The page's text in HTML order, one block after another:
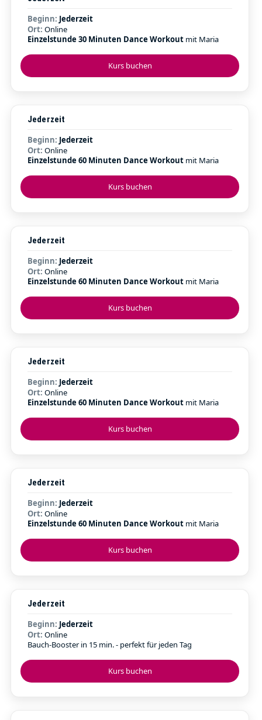
Kurs buchen
Beginn: Jederzeit
Ort: Online
Einzelstunde 30 Minuten Dance Workout mit Maria
Kurs buchen
Jederzeit
Beginn: Jederzeit
Ort: Online
Einzelstunde 60 Minuten Dance Workout mit Maria
Kurs buchen
Jederzeit
Beginn: Jederzeit
Ort: Online
Einzelstunde 60 Minuten Dance Workout mit Maria
Kurs buchen
Jederzeit
Beginn: Jederzeit
Ort: Online
Einzelstunde 60 Minuten Dance Workout mit Maria
Kurs buchen
Jederzeit
Beginn: Jederzeit
Ort: Online
Einzelstunde 60 Minuten Dance Workout mit Maria
Kurs buchen
Jederzeit
Beginn: Jederzeit
Ort: Online
Bauch-Booster in 15 min. - perfekt für jeden Tag